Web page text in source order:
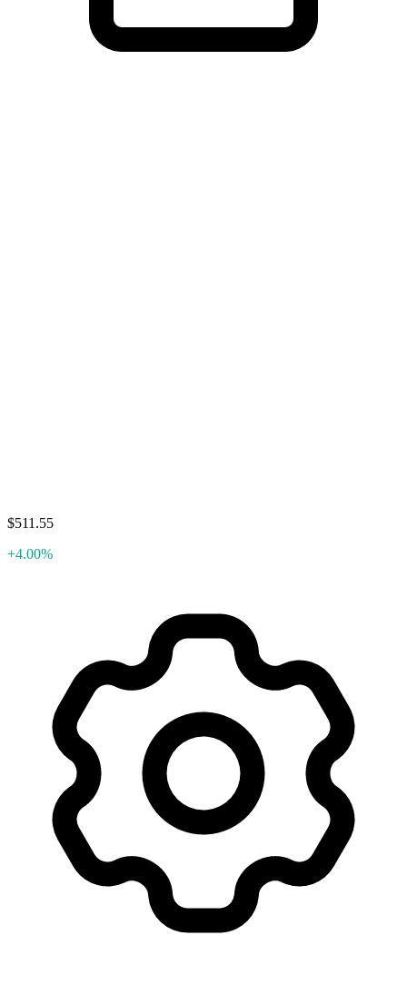
$511.55
+4.00%